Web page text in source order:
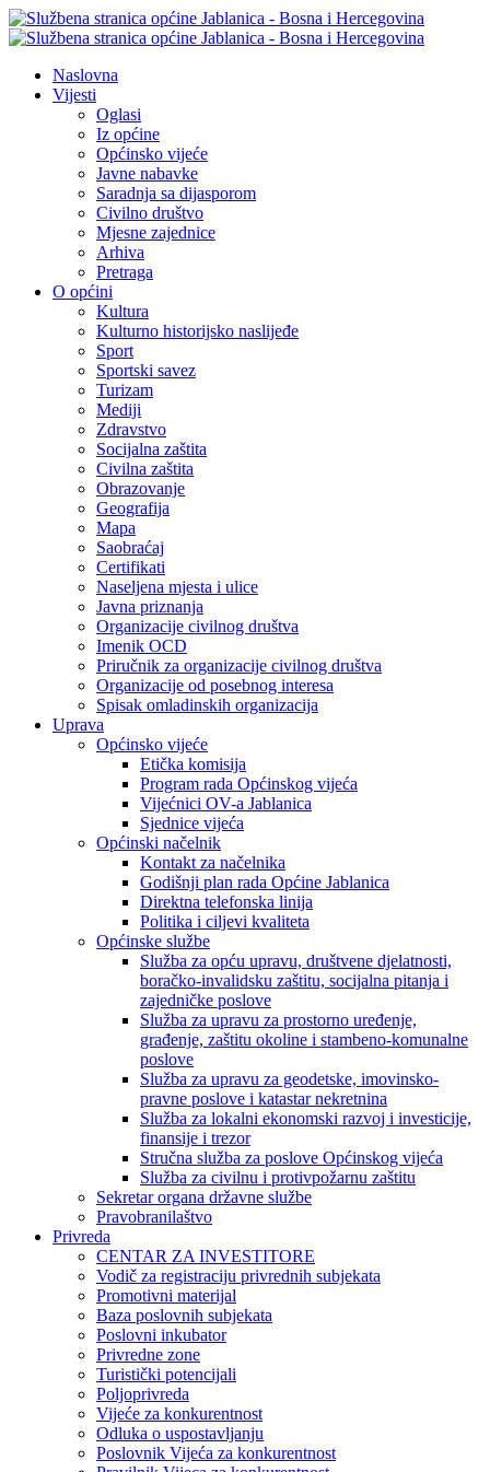
Naslovna
Vijesti
Oglasi
Iz općine
Općinsko vijeće
Javne nabavke
Saradnja sa dijasporom
Civilno društvo
Mjesne zajednice
Arhiva
Pretraga
O općini
Kultura
Kulturno historijsko naslijeđe
Sport
Sportski savez
Turizam
Mediji
Zdravstvo
Socijalna zaštita
Civilna zaštita
Obrazovanje
Geografija
Mapa
Saobraćaj
Certifikati
Naseljena mjesta i ulice
Javna priznanja
Organizacije civilnog društva
Imenik OCD
Priručnik za organizacije civilnog društva
Organizacije od posebnog interesa
Spisak omladinskih organizacija
Uprava
Općinsko vijeće
Etička komisija
Program rada Općinskog vijeća
Vijećnici OV-a Jablanica
Sjednice vijeća
Općinski načelnik
Kontakt za načelnika
Godišnji plan rada Općine Jablanica
Direktna telefonska linija
Politika i ciljevi kvaliteta
Općinske službe
Služba za opću upravu, društvene djelatnosti,
boračko-invalidsku zaštitu, socijalna pitanja i
zajedničke poslove
Služba za upravu za prostorno uređenje,
građenje, zaštitu okoline i stambeno-komunalne
poslove
Služba za upravu za geodetske, imovinsko-
pravne poslove i katastar nekretnina
Služba za lokalni ekonomski razvoj i investicije,
finansije i trezor
Stručna služba za poslove Općinskog vijeća
Služba za civilnu i protivpožarnu zaštitu
Sekretar organa državne službe
Pravobranilaštvo
Privreda
CENTAR ZA INVESTITORE
Vodič za registraciju privrednih subjekata
Promotivni materijal
Baza poslovnih subjekata
Poslovni inkubator
Privredne zone
Turistički potencijali
Poljoprivreda
Vijeće za konkurentnost
Odluka o uspostavljanju
Poslovnik Vijeća za konkurentnost